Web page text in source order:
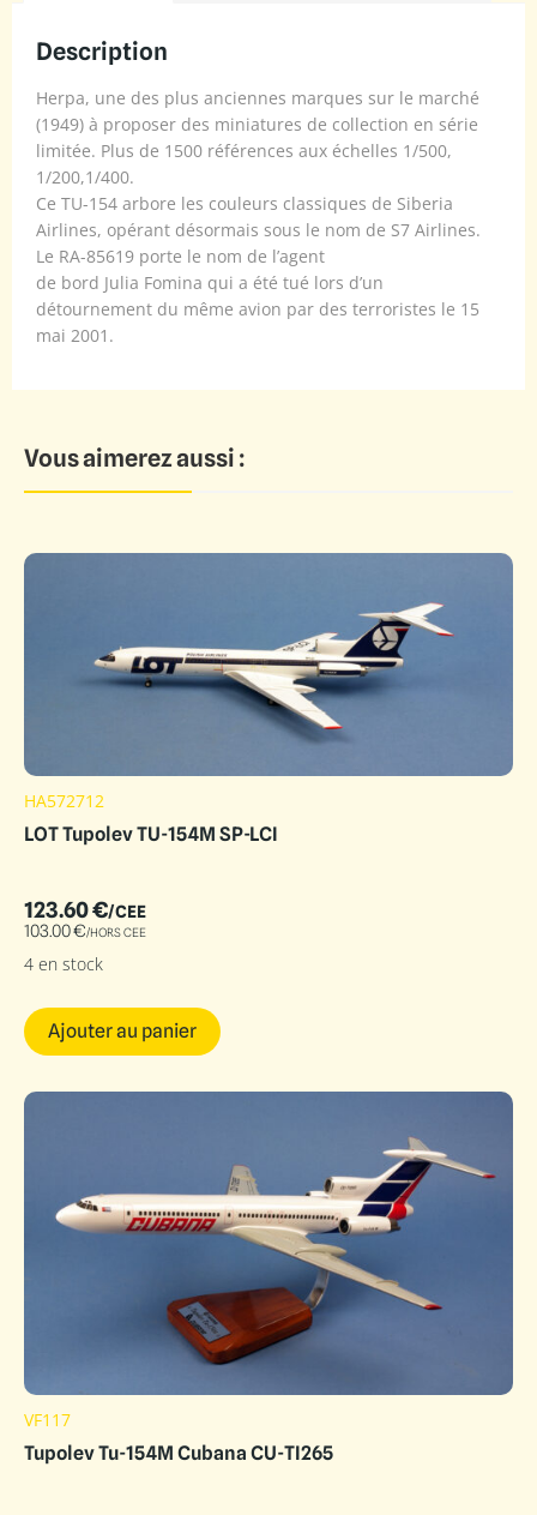
Description
Herpa, une des plus anciennes marques sur le marché
(1949) à proposer des miniatures de collection en série
limitée. Plus de 1500 références aux échelles 1/500,
1/200,1/400.
Ce TU-154 arbore les couleurs classiques de Siberia
Airlines, opérant désormais sous le nom de S7 Airlines.
Le RA-85619 porte le nom de l’agent
de bord Julia Fomina qui a été tué lors d’un
détournement du même avion par des terroristes le 15
mai 2001.
Vous aimerez aussi :
HA572712
LOT Tupolev TU-154M SP-LCI
123.60€/CEE
103.00€/HORS CEE
4 en stock
Ajouter au panier
VF117
Tupolev Tu-154M Cubana CU-TI265